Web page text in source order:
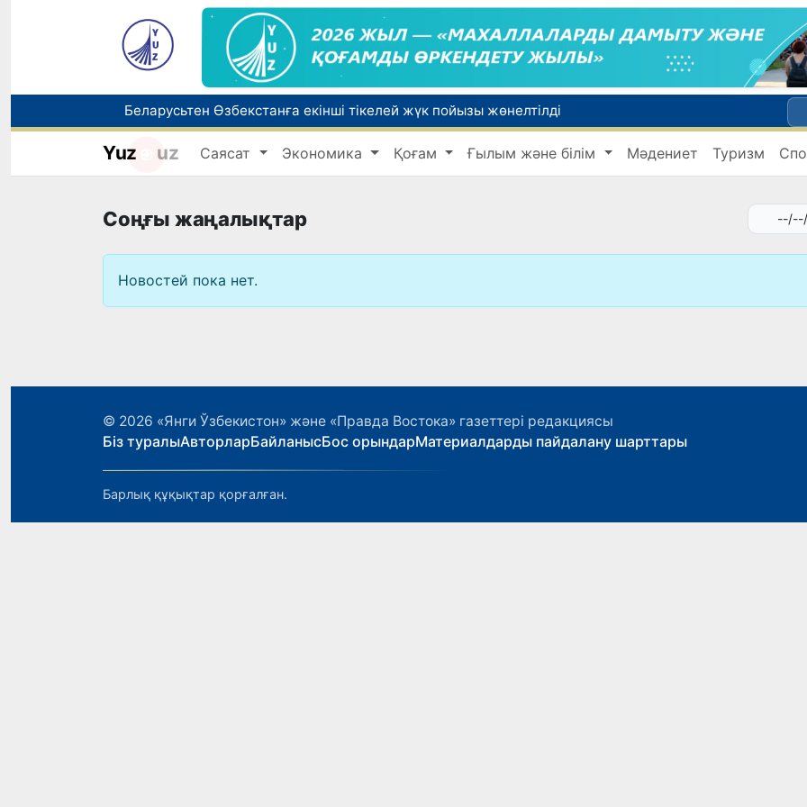
Беларусьтен Өзбекстанға екінші тікелей жүк пойызы жөнелтілді
Адам саудасынан зардап шеккен азаматтар әлеуметтік қызметтермен қамтылады
Тарихи күн: Өзбекстанның «Самарқант-2028» жасанды серігі орбитаға сәтті шығарылды
Жарты жылда Өзбекстанда қанша егіз сәби дүниеге келді?
Yuz uz Саясат Экономика Қоғам Ғылым және білім Мәдениет Туризм
Соңғы жаңалықтар
Новостей пока нет.
© 2026 «Янги Ўзбекистон» және «Правда Востока» газеттері редакциясы
Біз туралыАвторларБайланысБос орындарМатериалдарды пайдалану шарттары
Барлық құқықтар қорғалған.